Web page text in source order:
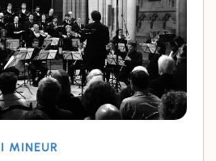
MINEUR